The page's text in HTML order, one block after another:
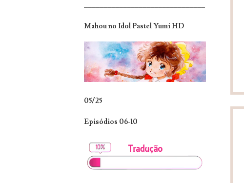
_______________________________
Mahou no Idol Pastel Yumi HD
05/25
Episódios 06-10